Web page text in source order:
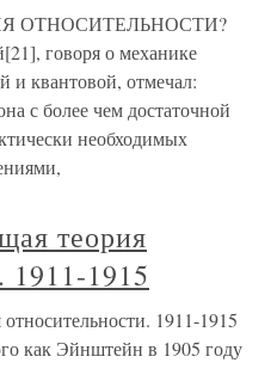
ОТНОСИТЕЛЬНОСТИ?
говоря о механике
и квантовой, отмечал:
с более чем достаточной
необходимых
теория
1911-1915
1911-1915
как Эйнштейн в 1905 году